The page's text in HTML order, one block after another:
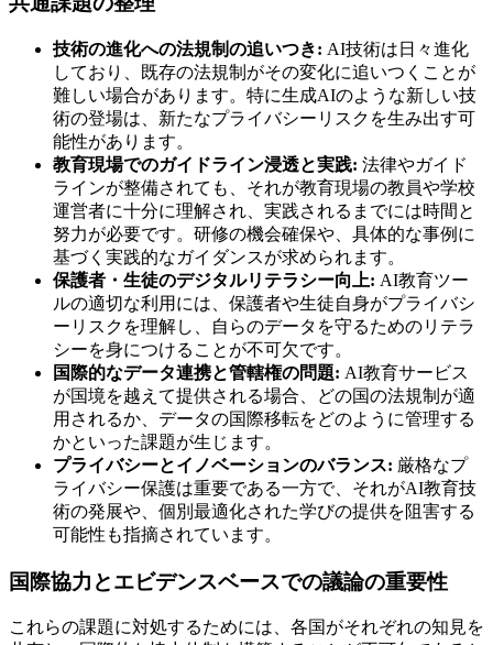
技術の進化への法規制の追いつき: AI技術は日々進化
しており、既存の法規制がその変化に追いつくことが
難しい場合があります。特に生成AIのような新しい技
術の登場は、新たなプライバシーリスクを生み出す可
能性があります。
教育現場でのガイドライン浸透と実践: 法律やガイド
ラインが整備されても、それが教育現場の教員や学校
運営者に十分に理解され、実践されるまでには時間と
努力が必要です。研修の機会確保や、具体的な事例に
基づく実践的なガイダンスが求められます。
保護者・生徒のデジタルリテラシー向上: AI教育ツー
ルの適切な利用には、保護者や生徒自身がプライバシ
ーリスクを理解し、自らのデータを守るためのリテラ
シーを身につけることが不可欠です。
国際的なデータ連携と管轄権の問題: AI教育サービス
が国境を越えて提供される場合、どの国の法規制が適
用されるか、データの国際移転をどのように管理する
かといった課題が生じます。
プライバシーとイノベーションのバランス: 厳格なプ
ライバシー保護は重要である一方で、それがAI教育技
術の発展や、個別最適化された学びの提供を阻害する
可能性も指摘されています。
国際協力とエビデンスベースでの議論の重要性
これらの課題に対処するためには、各国がそれぞれの知見を